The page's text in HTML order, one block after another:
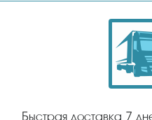
Быстрая доставка 7